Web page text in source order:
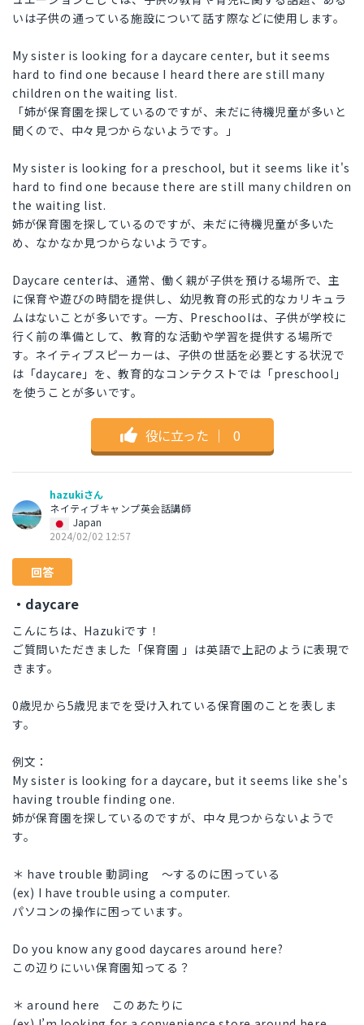
いは子供の通っている施設について話す際などに使用します。
My sister is looking for a daycare center, but it seems
hard to find one because I heard there are still many
children on the waiting list.
「姉が保育園を探しているのですが、未だに待機児童が多いと
聞くので、中々見つからないようです。」
My sister is looking for a preschool, but it seems like it's
hard to find one because there are still many children on
the waiting list.
姉が保育園を探しているのですが、未だに待機児童が多いた
め、なかなか見つからないようです。
Daycare centerは、通常、働く親が子供を預ける場所で、主
に保育や遊びの時間を提供し、幼児教育の形式的なカリキュラ
ムはないことが多いです。一方、Preschoolは、子供が学校に
行く前の準備として、教育的な活動や学習を提供する場所で
す。ネイティブスピーカーは、子供の世話を必要とする状況で
は「daycare」を、教育的なコンテクストでは「preschool」
を使うことが多いです。
役に立った ｜ 0
hazukiさん
ネイティブキャンプ英会話講師
Japan
2024/02/02 12:57
回答
・daycare
こんにちは、Hazukiです！
ご質問いただきました「保育園 」は英語で上記のように表現で
きます。
0歳児から5歳児までを受け入れている保育園のことを表しま
す。
例文：
My sister is looking for a daycare, but it seems like she's
having trouble finding one.
姉が保育園を探しているのですが、中々見つからないようで
す。
＊ have trouble 動詞ing 〜するのに困っている
(ex) I have trouble using a computer.
パソコンの操作に困っています。
Do you know any good daycares around here?
この辺りにいい保育園知ってる？
＊ around here このあたりに